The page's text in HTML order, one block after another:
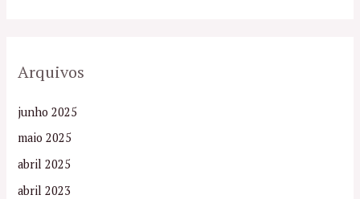
Arquivos
junho 2025
maio 2025
abril 2025
abril 2023